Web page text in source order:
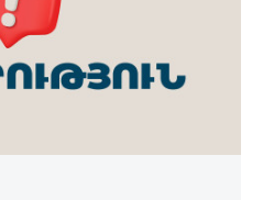
կողմից
ին առաջարկված
ծառայությունների